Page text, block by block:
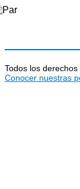
Todos los
Conocer nuestras